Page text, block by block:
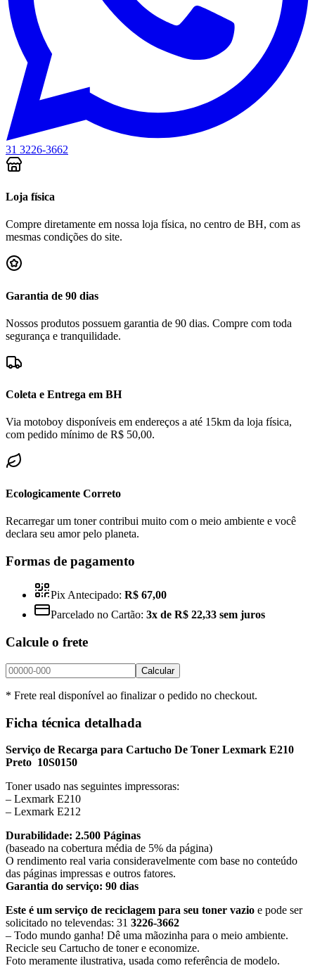
31 3226-3662
Loja física
Compre diretamente em nossa loja física, no centro de BH, com as
mesmas condições do site.
Garantia de 90 dias
Nossos produtos possuem garantia de 90 dias. Compre com toda
segurança e tranquilidade.
Coleta e Entrega em BH
Via motoboy disponíveis em endereços a até 15km da loja física,
com pedido mínimo de R$ 50,00.
Ecologicamente Correto
Recarregar um toner contribui muito com o meio ambiente e você
declara seu amor pelo planeta.
Formas de pagamento
Pix Antecipado: R$ 67,00
Parcelado no Cartão: 3x de R$ 22,33 sem juros
Calcule o frete
Calcular
* Frete real disponível ao finalizar o pedido no checkout.
Ficha técnica detalhada
Serviço de Recarga para Cartucho De Toner Lexmark E210
Preto 10S0150
Toner usado nas seguintes impressoras:
– Lexmark E210
– Lexmark E212
Durabilidade: 2.500 Páginas
(baseado na cobertura média de 5% da página)
O rendimento real varia consideravelmente com base no conteúdo
das páginas impressas e outros fatores.
Garantia do serviço: 90 dias
Este é um serviço de reciclagem para seu toner vazio e pode ser
solicitado no televendas: 31 3226-3662
– Todo mundo ganha! Dê uma mãozinha para o meio ambiente.
Recicle seu Cartucho de toner e economize.
​Foto meramente ilustrativa, usada como referência de modelo.